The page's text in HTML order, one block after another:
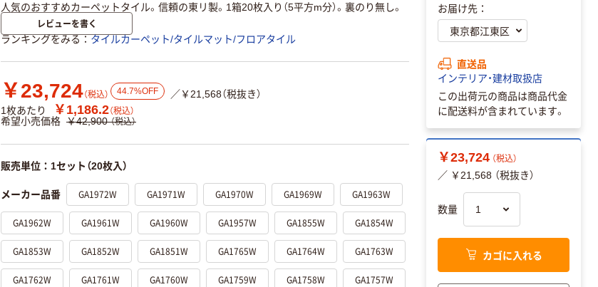
人気のおすすめカーペットタイル。信頼の東リ製。1箱20枚入り（5平方m分）。裏のり無し。
レビューを書く
ランキングをみる タイルカーペット/タイルマット/フロアタイル
￥23,724（税込） 44.7%OFF
／￥21,568（税抜き）
1枚あたり
￥1,186.2（税込）
希望小売価格 ￥42,900 （税込）
販売単位：1セット（20枚入）
メーカー品番 GA1972W GA1971W GA1970W GA1969W GA1963W
GA1962W GA1961W GA1960W GA1957W GA1855W GA1854W
GA1853W GA1852W GA1851W GA1765W GA1764W GA1763W
GA1762W GA1761W GA1760W GA1759W GA1758W GA1757W
お届け先：
直送品
インテリア・建材取扱店
この出荷元の商品は商品代金
に配送料が含まれています。
￥23,724 （税込）
／ ￥21,568 （税抜き）
数量
カゴに入れる